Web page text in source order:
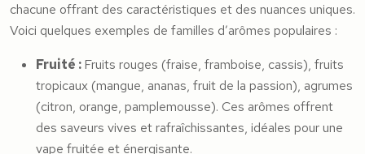
chacune offrant des caractéristiques et des nuances uniques.
Voici quelques exemples de familles d’arômes populaires :
Fruité :Fruits rouges (fraise, framboise, cassis), fruits
tropicaux (mangue, ananas, fruit de la passion), agrumes
(citron, orange, pamplemousse). Ces arômes offrent
des saveurs vives et rafraîchissantes, idéales pour une
vape fruitée et énergisante.